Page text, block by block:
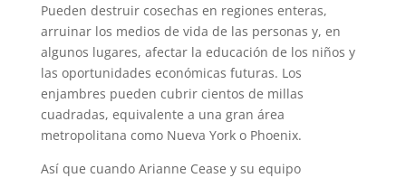
Pueden destruir cosechas en regiones enteras,
arruinar los medios de vida de las personas y, en
algunos lugares, afectar la educación de los niños y
las oportunidades económicas futuras. Los
enjambres pueden cubrir cientos de millas
cuadradas, equivalente a una gran área
metropolitana como Nueva York o Phoenix.
Así que cuando Arianne Cease y su equipo